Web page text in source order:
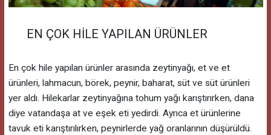
EN ÇOK HİLE YAPILAN ÜRÜNLER
En çok hile yapılan ürünler arasında zeytinyağı, et ve et
ürünleri, lahmacun, börek, peynir, baharat, süt ve süt ürünleri
yer aldı. Hilekarlar zeytinyağına tohum yağı karıştırırken, dana
diye vatandaşa at ve eşek eti yedirdi. Ayrıca et ürünlerine
tavuk eti karıştırılırken, peynirlerde yağ oranlarının düşürüldü.